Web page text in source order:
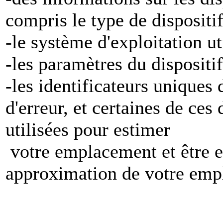
compris le type de dispositif
-le système d'exploitation
-les paramètres du dispositif
-les identificateurs uniques
d'erreur, et certaines de
utilisées pour estimer
votre emplacement et être
approximation de votre